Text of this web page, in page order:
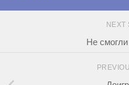
NEXT
Не